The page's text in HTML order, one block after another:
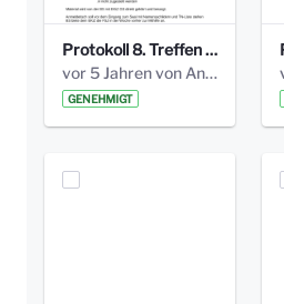
Protokoll 8. Treffen 20150330 AG Bismarckplatz.pdf
vor 5 Jahren von Anni Schlumberger
GENEHMIGT